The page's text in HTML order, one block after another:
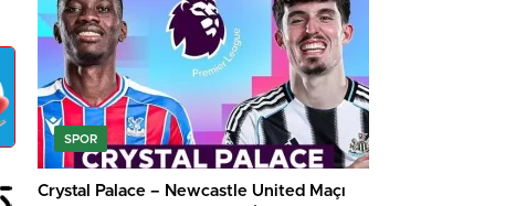
SPOR
Crystal Palace – Newcastle United Maçı